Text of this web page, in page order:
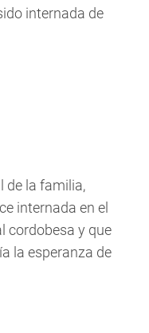
internada de
de la familia,
internada en el
cordobesa y que
la esperanza de